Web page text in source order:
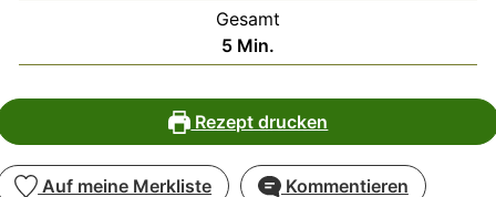
Gesamt
5Minuten
Min.
Rezept drucken
Auf meine Merkliste Kommentieren